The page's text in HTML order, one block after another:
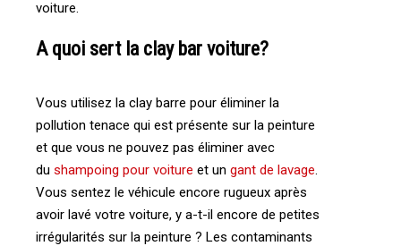
voiture.
A quoi sert la clay bar voiture?
Vous utilisez la clay barre pour éliminer la
pollution tenace qui est présente sur la peinture
et que vous ne pouvez pas éliminer avec
du shampoing pour voiture et un gant de lavage.
Vous sentez le véhicule encore rugueux après
avoir lavé votre voiture, y a-t-il encore de petites
irrégularités sur la peinture ? Les contaminants